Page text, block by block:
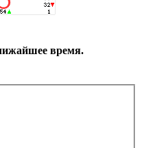
время.